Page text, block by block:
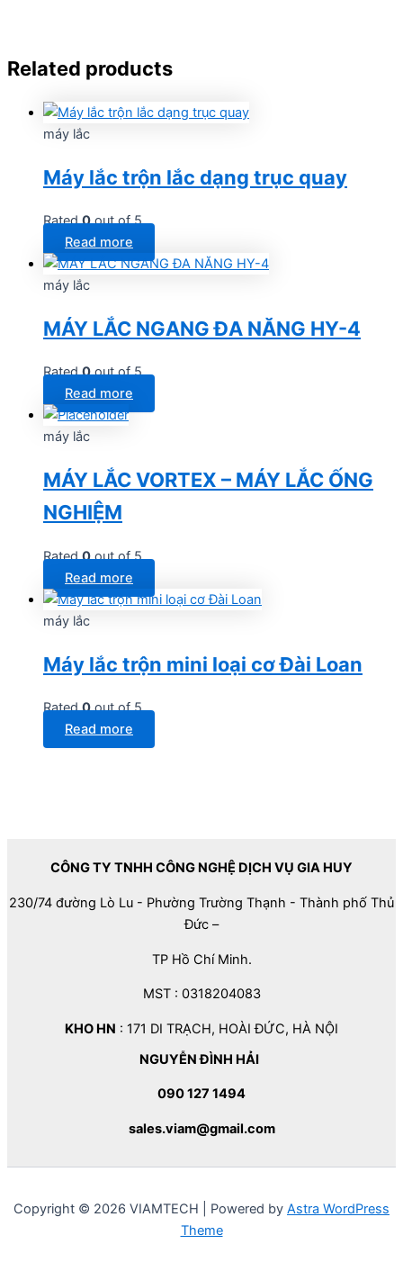
Related products
máy lắc
Máy lắc trộn lắc dạng trục quay
Rated0out of 5
Read more
máy lắc
MÁY LẮC NGANG ĐA NĂNG HY-4
Rated0out of 5
Read more
máy lắc
MÁY LẮC VORTEX – MÁY LẮC ỐNG
NGHIỆM
Rated0out of 5
Read more
máy lắc
Máy lắc trộn mini loại cơ Đài Loan
Rated0out of 5
Read more
CÔNG TY TNHH CÔNG NGHỆ DỊCH VỤ GIA HUY
230/74 đường Lò Lu - Phường Trường Thạnh - Thành phố Thủ
Đức –
TP Hồ Chí Minh.
MST : 0318204083
KHO HN : 171 DI TRẠCH, HOÀI ĐỨC, HÀ NỘI
NGUYỄN ĐÌNH HẢI
090 127 1494
sales.viam@gmail.com
Copyright © 2026 VIAMTECH | Powered by Astra WordPress
Theme